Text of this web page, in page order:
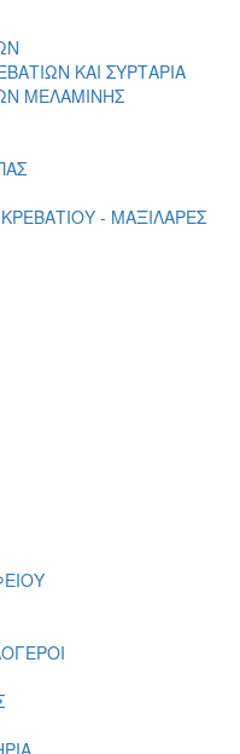
ΚΑΙ ΣΥΡΤΑΡΙΑ
ΜΕΛΑΜΙΝΗΣ
- ΜΑΞΙΛΑΡΕΣ